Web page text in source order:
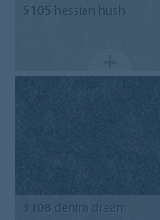
5105 hessian hush
5108 denim dream